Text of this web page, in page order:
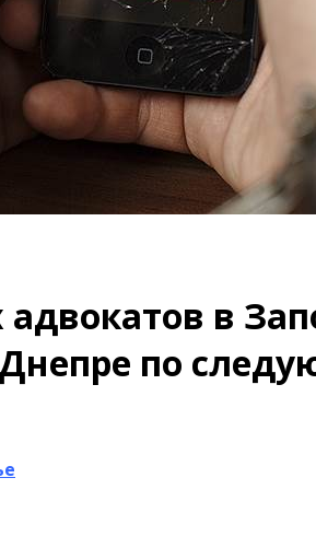
в
по